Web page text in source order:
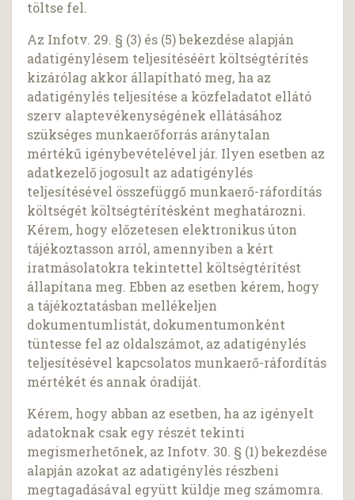
töltse fel.
Az Infotv. 29. § (3) és (5) bekezdése alapján
adatigénylésem teljesítéséért költségtérítés
kizárólag akkor állapítható meg, ha az
adatigénylés teljesítése a közfeladatot ellátó
szerv alaptevékenységének ellátásához
szükséges munkaerőforrás aránytalan
mértékű igénybevételével jár. Ilyen esetben az
adatkezelő jogosult az adatigénylés
teljesítésével összefüggő munkaerő-ráfordítás
költségét költségtérítésként meghatározni.
Kérem, hogy előzetesen elektronikus úton
tájékoztasson arról, amennyiben a kért
iratmásolatokra tekintettel költségtérítést
állapítana meg. Ebben az esetben kérem, hogy
a tájékoztatásban mellékeljen
dokumentumlistát, dokumentumonként
tüntesse fel az oldalszámot, az adatigénylés
teljesítésével kapcsolatos munkaerő-ráfordítás
mértékét és annak óradíját.
Kérem, hogy abban az esetben, ha az igényelt
adatoknak csak egy részét tekinti
megismerhetőnek, az Infotv. 30. § (1) bekezdése
alapján azokat az adatigénylés részbeni
megtagadásával együtt küldje meg számomra.